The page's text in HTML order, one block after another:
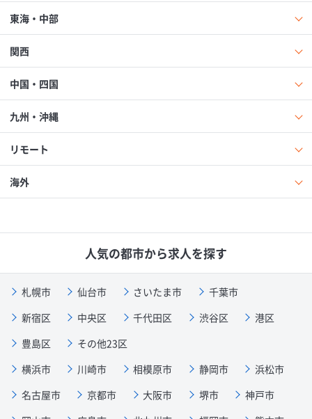
東海・中部
関西
中国・四国
九州・沖縄
リモート
海外
人気の都市から求人を探す
札幌市 仙台市 さいたま市
千葉市
新宿区
中央区 千代田区 渋谷区
港区
豊島区
その他23区
横浜市
川崎市 相模原市 静岡市
浜松市
名古屋市
京都市 大阪市 堺市
神戸市